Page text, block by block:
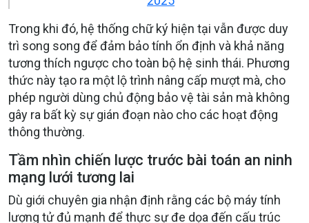
Trong khi đó, hệ thống chữ ký hiện tại vẫn được duy
trì song song để đảm bảo tính ổn định và khả năng
tương thích ngược cho toàn bộ hệ sinh thái. Phương
thức này tạo ra một lộ trình nâng cấp mượt mà, cho
phép người dùng chủ động bảo vệ tài sản mà không
gây ra bất kỳ sự gián đoạn nào cho các hoạt động
thông thường.
Tầm nhìn chiến lược trước bài toán an ninh
mạng lưới tương lai
Dù giới chuyên gia nhận định rằng các bộ máy tính
lượng tử đủ mạnh để thực sự đe dọa đến cấu trúc